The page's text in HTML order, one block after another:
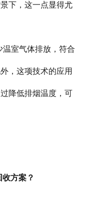
下，这一点显得尤
室气体排放，符合
，这项技术的应用
降低排烟温度，可
方案？